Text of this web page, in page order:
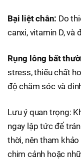
Bại liệt chân: Do
canxi, vitamin D, và
Rụng lông bất
stress, thiếu chất
độ chăm sóc và
Lưu ý quan trọng:
ngay lập tức để
thời, nên tham
chim cảnh hoặc